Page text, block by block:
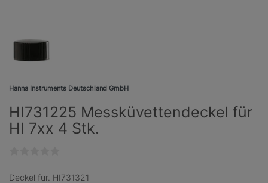
Hanna Instruments Deutschland GmbH
HI731225 Messküvettendeckel für
HI 7xx 4 Stk.
Deckel für. HI731321